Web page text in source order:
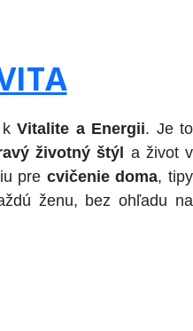
Vitalite a Energii. Je to
životný štýl
a život v
pre cvičenie doma, tipy
ženu, bez ohľadu na